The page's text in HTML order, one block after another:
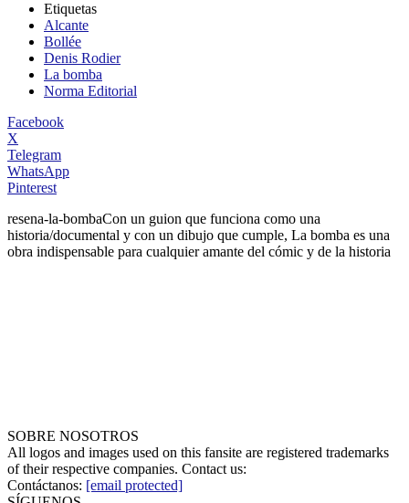
Etiquetas
Alcante
Bollée
Denis Rodier
La bomba
Norma Editorial
Facebook
X
Telegram
WhatsApp
Pinterest
resena-la-bombaCon un guion que funciona como una
historia/documental y con un dibujo que cumple, La bomba es una
obra indispensable para cualquier amante del cómic y de la historia
SOBRE NOSOTROS
All logos and images used on this fansite are registered trademarks
of their respective companies. Contact us:
Contáctanos: [email protected]